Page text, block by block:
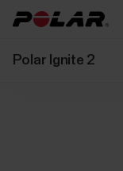
Polar Ignite 2